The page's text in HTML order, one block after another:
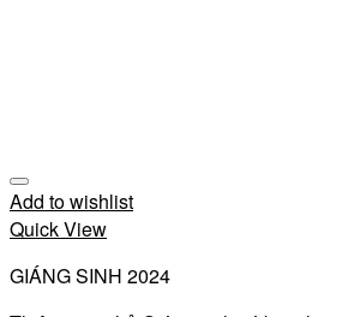
Add to wishlist
Quick View
GIÁNG SINH 2024